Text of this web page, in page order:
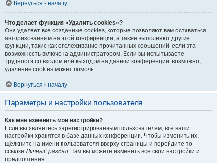
Вернуться к началу
Что делает функция «Удалить cookies»?
Она удаляет все созданные cookies, которые позволяют вам оставаться
авторизованным на этой конференции, а также выполняют другие
функции, такие как отслеживание прочитанных сообщений, если эта
возможность включена администратором. Если вы испытываете
трудности со входом или выходом на данной конференции, возможно,
удаление cookies может помочь.
Вернуться к началу
Параметры и настройки пользователя
Как мне изменить мои настройки?
Если вы являетесь зарегистрированным пользователем, все ваши
настройки хранятся в базе данных конференции. Чтобы изменить их,
щёлкните на имени пользователя вверху страницы и перейдите по
ссылке Личный раздел . Там вы можете изменить все свои настройки и
предпочтения.